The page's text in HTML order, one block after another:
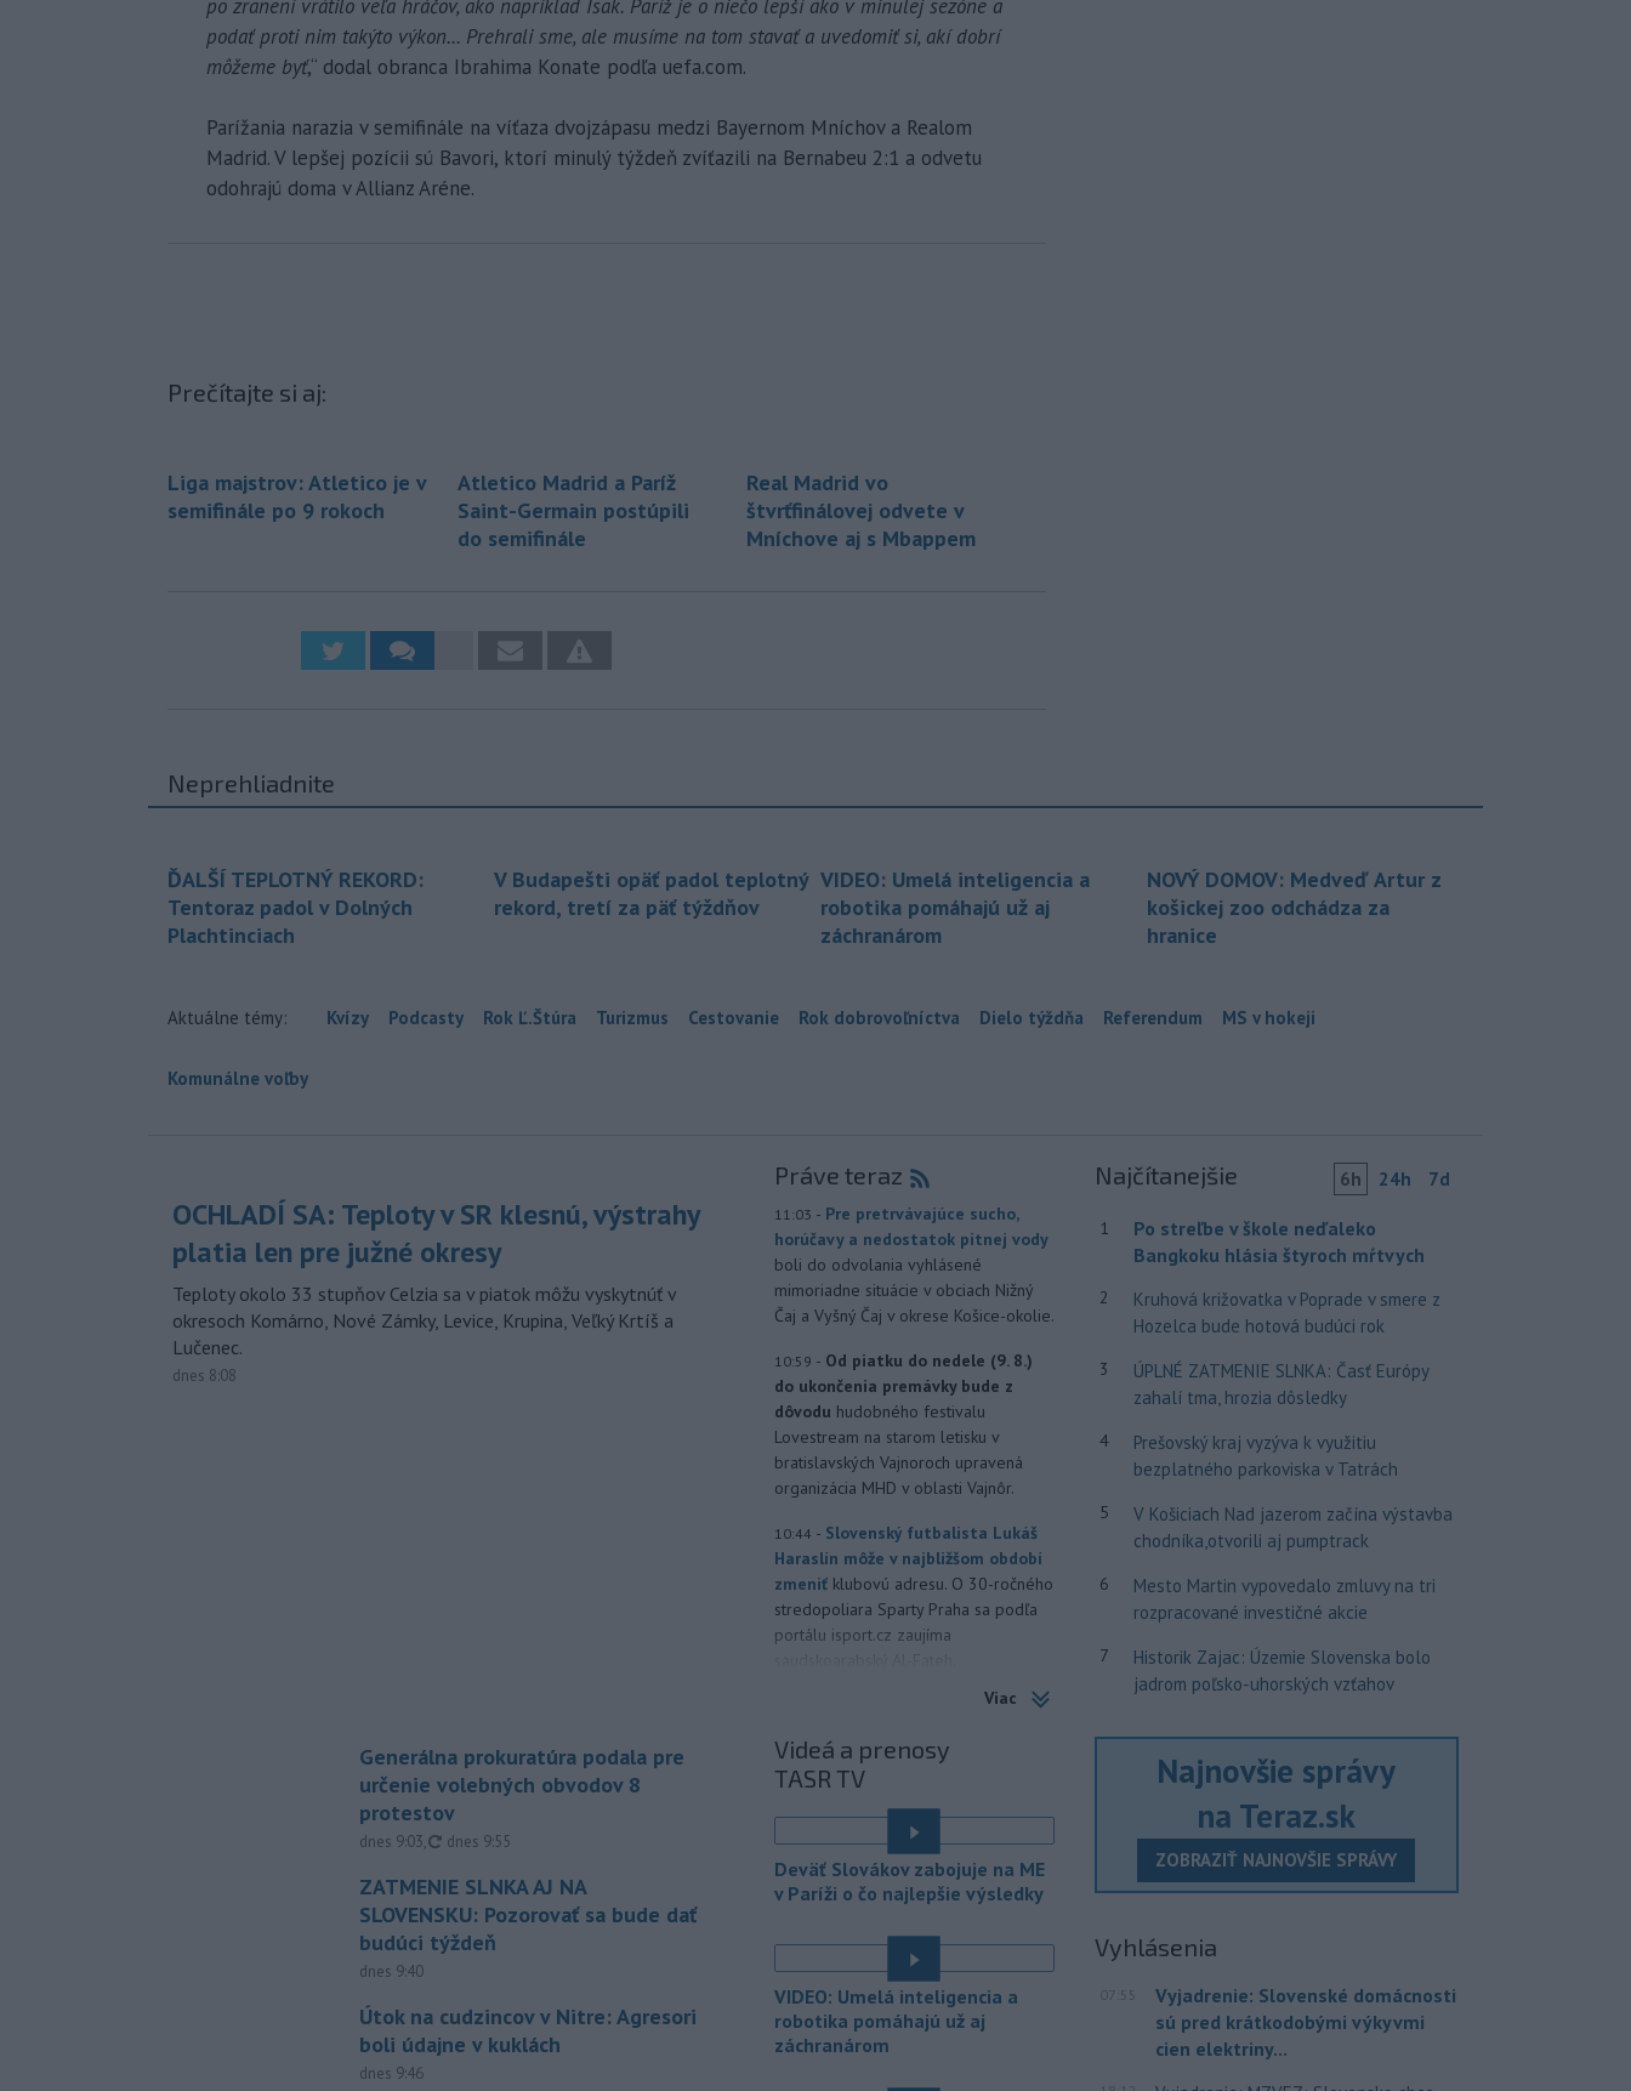
po zranení vrátilo veľa hráčov, ako napríklad Isak. Paríž je o niečo lepší ako v minulej sezóne a
podať proti nim takýto výkon... Prehrali sme, ale musíme na tom stavať a uvedomiť si, akí dobrí
môžeme byť,“ dodal obranca Ibrahima Konate podľa uefa.com.
Parížania narazia v semifinále na víťaza dvojzápasu medzi Bayernom Mníchov a Realom
Madrid. V lepšej pozícii sú Bavori, ktorí minulý týždeň zvíťazili na Bernabeu 2:1 a odvetu
odohrajú doma v Allianz Aréne.
Prečítajte si aj:
Liga majstrov: Atletico je v
semifinále po 9 rokoch
Atletico Madrid a Paríž
Saint-Germain postúpili
do semifinále
Real Madrid vo
štvrťfinálovej odvete v
Mníchove aj s Mbappem
Neprehliadnite
ĎALŠÍ TEPLOTNÝ REKORD:
Tentoraz padol v Dolných
Plachtinciach
V Budapešti opäť padol teplotný
rekord, tretí za päť týždňov
VIDEO: Umelá inteligencia a
robotika pomáhajú už aj
záchranárom
NOVÝ DOMOV: Medveď Artur z
košickej zoo odchádza za
hranice
Aktuálne témy: Kvízy Podcasty Rok Ľ.Štúra Turizmus Cestovanie Rok dobrovoľníctva Dielo týždňa Referendum MS v hokeji
Komunálne voľby
OCHLADÍ SA: Teploty v SR klesnú, výstrahy
platia len pre južné okresy
Teploty okolo 33 stupňov Celzia sa v piatok môžu vyskytnúť v
okresoch Komárno, Nové Zámky, Levice, Krupina, Veľký Krtíš a
Lučenec.
dnes 8:08
Generálna prokuratúra podala pre
určenie volebných obvodov 8
protestov
dnes 9:03, aktualizované
dnes 9:55
ZATMENIE SLNKA AJ NA
SLOVENSKU: Pozorovať sa bude dať
budúci týždeň
dnes 9:40
Útok na cudzincov v Nitre: Agresori
boli údajne v kuklách
dnes 9:46
Práve teraz
11:03 - Pre pretrvávajúce sucho,
horúčavy a nedostatok pitnej vody
boli do odvolania vyhlásené
mimoriadne situácie v obciach Nižný
Čaj a Vyšný Čaj v okrese Košice-okolie.
10:59 - Od piatku do nedele (9. 8.)
do ukončenia premávky bude z
dôvodu hudobného festivalu
Lovestream na starom letisku v
bratislavských Vajnoroch upravená
organizácia MHD v oblasti Vajnôr.
10:44 - Slovenský futbalista Lukáš
Haraslín môže v najbližšom období
zmeniť klubovú adresu. O 30-ročného
stredopoliara Sparty Praha sa podľa
portálu isport.cz zaujíma
Vo veku 94 rokov zomrela 29.
členka Slovenského komorného
divadla (SKD) v Martine Helena
- Národná diaľničná
spoločnosť (NDS) ukončila výmenu
mostného záveru na ľavej strane
bratislavskej diaľnice D2.
10:02 - Počet potvrdených prípadov
nákazy vírusovým ochorením
v Konžskej demokratickej republike
Viac
Videá a prenosy
TASR TV
Deväť Slovákov zabojuje na ME
v Paríži o čo najlepšie výsledky
VIDEO: Umelá inteligencia a
robotika pomáhajú už aj
záchranárom
Najčítanejšie 6h 24h 7d
1
Po streľbe v škole neďaleko
Bangkoku hlásia štyroch mŕtvych
2
Kruhová križovatka v Poprade v smere z
Hozelca bude hotová budúci rok
3
ÚPLNÉ ZATMENIE SLNKA: Časť Európy
zahalí tma, hrozia dôsledky
4
Prešovský kraj vyzýva k využitiu
bezplatného parkoviska v Tatrách
5
V Košiciach Nad jazerom začína výstavba
chodníka,otvorili aj pumptrack
6
Mesto Martin vypovedalo zmluvy na tri
rozpracované investičné akcie
7
Historik Zajac: Územie Slovenska bolo
jadrom poľsko-uhorských vzťahov
Najnovšie správy
na Teraz.sk
ZOBRAZIŤ NAJNOVŠIE SPRÁVY
Vyhlásenia
07:55
Vyjadrenie: Slovenské domácnosti
sú pred krátkodobými výkyvmi
cien elektriny...